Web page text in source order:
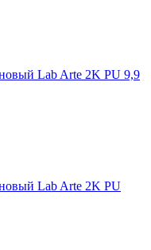
Lab Arte 2K PU 9,9
Lab Arte 2K PU